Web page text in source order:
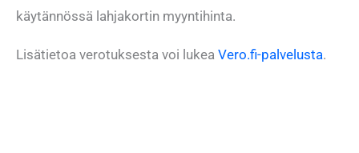
käytännössä lahjakortin myyntihinta.
Lisätietoa verotuksesta voi lukea Vero.fi-palvelusta.